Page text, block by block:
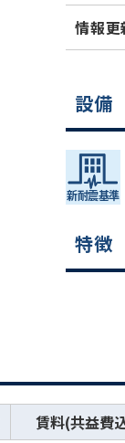
情報更
設備
特徴
賃料(共益費